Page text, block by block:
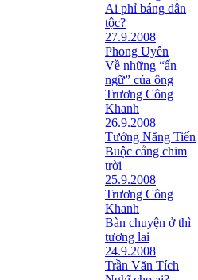
Ai phỉ báng dân
tộc?
27.9.2008
Phong Uyên
Về những “ẩn
ngữ” của ông
Trương Công
Khanh
26.9.2008
Tưởng Năng Tiến
Buộc cẳng chim
trời
25.9.2008
Trương Công
Khanh
Bàn chuyện ở thì
tương lai
24.9.2008
Trần Văn Tích